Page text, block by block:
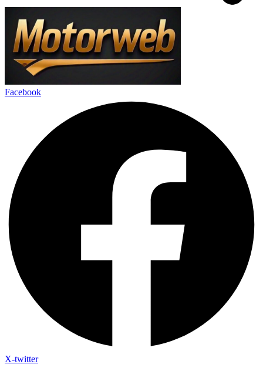
Facebook
X-twitter